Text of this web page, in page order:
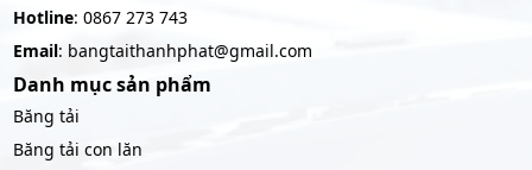
Hotline: 0867 273 743
Email: bangtaithanhphat@gmail.com
Danh mục sản phẩm
Băng tải
Băng tải con lăn